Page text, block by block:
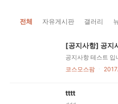
전체 자유게시판 갤러리
[공지사항] 공지
공지사항 테스트 입
코스모스팜
tttt